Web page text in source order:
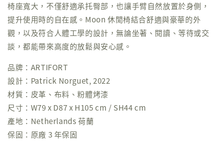
椅座寬大，不僅舒適承托臀部，也讓手臂自然放置於身側，
提升使用時的自在感。Moon 休閒椅結合舒適與豪華的外
觀，以及符合人體工學的設計，無論坐著、閱讀、等待或交
談，都能帶來高度的放鬆與安心感。
品牌：ARTIFORT
設計：Patrick Norguet, 2022
材質：皮革、布料、粉體烤漆
尺寸：W79 x D87 x H105 cm / SH44 cm
產地：Netherlands 荷蘭
保固：原廠 3 年保固